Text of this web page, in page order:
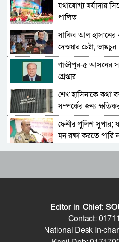
সংবিধান থেকে
রহমানের ‘জাতির
চিফ প্রসিকিউটর;
প্রচারে আইনগত বাধা
বেগম রোকেয়া
আহত অন্তত ২০
দেশব্যাপী ৫ আগস্টকে
জোরদার: স্বরাষ্ট্রমন্ত্রী
দিনেশ ত্রিবেদীকে
ভারতের ভূখণ্ড
না পারেন
গণমাধ্যমে শেখ
কোনো বাধা নেই:
যথাযোগ্য মর্যাদায়
পালিত
সাকিব আল হাসানের
দেওয়ার চেষ্টা, ভাঙচুর
গাজীপুর-৫ আসনের
গ্রেপ্তার
শেখ হাসিনাকে কথা
সম্পর্কের জন্য ক্ষতিকর:
ফেনীর পুলিশ সুপার;
মন রক্ষা করতে পারি
Moulvibazar
মৌলভীবাজারে
গণঅভ্যুত্থান দিবস
Editor in Chief:
Contact:
National Desk In-